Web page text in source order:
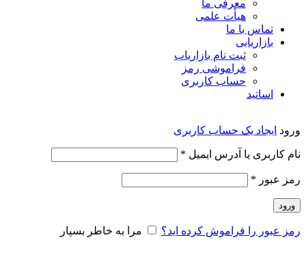
معرفی ما
هیأت علمی
تماس با ما
بازاریابی
ثبت نام بازاریاب
فراموشی رمز
حساب کاربری
اساتید
ورود ایجاد یک حساب کاربری
نام کاربری یا آدرس ایمیل *
رمز عبور *
ورود
رمز عبور را فراموش کرده اید؟ مرا به خاطر بسپار